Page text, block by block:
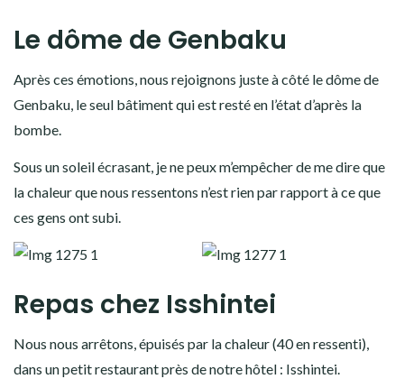
Le dôme de Genbaku
Après ces émotions, nous rejoignons juste à côté le dôme de
Genbaku, le seul bâtiment qui est resté en l’état d’après la
bombe.
Sous un soleil écrasant, je ne peux m’empêcher de me dire que
la chaleur que nous ressentons n’est rien par rapport à ce que
ces gens ont subi.
Repas chez Isshintei
Nous nous arrêtons, épuisés par la chaleur (40 en ressenti),
dans un petit restaurant près de notre hôtel : Isshintei.